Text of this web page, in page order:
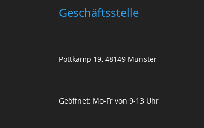
Geschäftsstelle
Pottkamp 19, 48149 Münster
Geöffnet: Mo-Fr von 9-13 Uhr